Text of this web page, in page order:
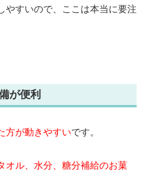
やすいので、ここは本当に要注
が便利
方が動きやすいです。
オル、水分、糖分補給のお菓